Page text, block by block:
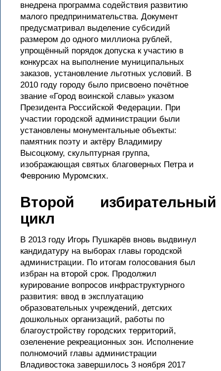
внедрена программа содействия развитию
малого предпринимательства. Документ
предусматривал выделение субсидий
размером до одного миллиона рублей,
упрощённый порядок допуска к участию в
конкурсах на выполнение муниципальных
заказов, установление льготных условий. В
2010 году городу было присвоено почётное
звание «Город воинской славы» указом
Президента Российской Федерации. При
участии городской администрации были
установлены монументальные объекты:
памятник поэту и актёру Владимиру
Высоцкому, скульптурная группа,
изображающая святых благоверных Петра и
Февронию Муромских.
Второй избирательный
цикл
В 2013 году Игорь Пушкарёв вновь выдвинул
кандидатуру на выборах главы городской
администрации. По итогам голосования был
избран на второй срок. Продолжил
курирование вопросов инфраструктурного
развития: ввод в эксплуатацию
образовательных учреждений, детских
дошкольных организаций, работы по
благоустройству городских территорий,
озеленение рекреационных зон. Исполнение
полномочий главы администрации
Владивостока завершилось 3 ноября 2017